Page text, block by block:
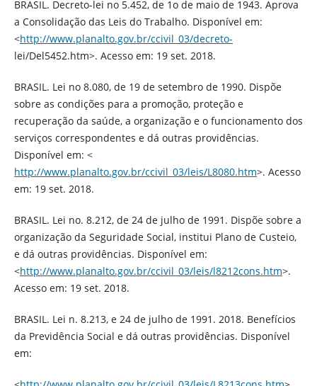
BRASIL. Decreto-lei no 5.452, de 1o de maio de 1943. Aprova
a Consolidação das Leis do Trabalho. Disponível em:
<http://www.planalto.gov.br/ccivil_03/decreto-
lei/Del5452.htm>. Acesso em: 19 set. 2018.
BRASIL. Lei no 8.080, de 19 de setembro de 1990. Dispõe
sobre as condições para a promoção, proteção e
recuperação da saúde, a organização e o funcionamento dos
serviços correspondentes e dá outras providências.
Disponível em: <
http://www.planalto.gov.br/ccivil_03/leis/L8080.htm>. Acesso
em: 19 set. 2018.
BRASIL. Lei no. 8.212, de 24 de julho de 1991. Dispõe sobre a
organização da Seguridade Social, institui Plano de Custeio,
e dá outras providências. Disponível em:
<http://www.planalto.gov.br/ccivil_03/leis/l8212cons.htm>.
Acesso em: 19 set. 2018.
BRASIL. Lei n. 8.213, e 24 de julho de 1991. 2018. Benefícios
da Previdência Social e dá outras providências. Disponível
em: